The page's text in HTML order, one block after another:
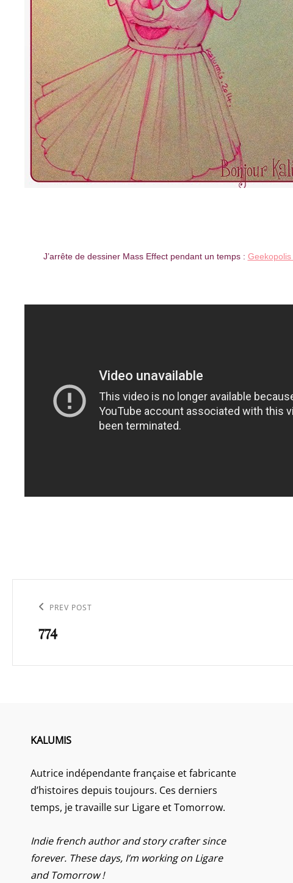
J’arrête de dessiner Mass Effect pendant un temps : Geekopolis
l’article
Previous
Post
PREV POST
774
KALUMIS
Autrice indépendante française et fabricante
d’histoires depuis toujours. Ces derniers
temps, je travaille sur Ligare et Tomorrow.
Indie french author and story crafter since
forever. These days, I’m working on Ligare
and Tomorrow !